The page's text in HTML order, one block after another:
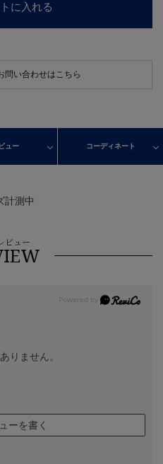
に入れる
問い合わせはこちら
ュー コーディネート
計測中
ビュー
りません。
ーを書く